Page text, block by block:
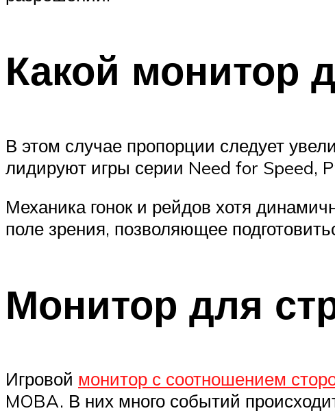
Какой монитор
В этом случае пропорции следует
лидируют игры серии Need for Speed,
Механика гонок и рейдов хотя
поле зрения, позволяющее
Монитор для
Игровой монитор с соотношением
MOBA. В них много событий